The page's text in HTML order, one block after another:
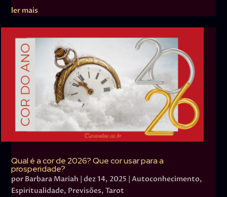
ler mais
Qual é a cor de 2026? Que cor usar para a
prosperidade?
por Barbara Mariah |dez 14, 2025 |Autoconhecimento,
Espiritualidade, Previsões,Tarot